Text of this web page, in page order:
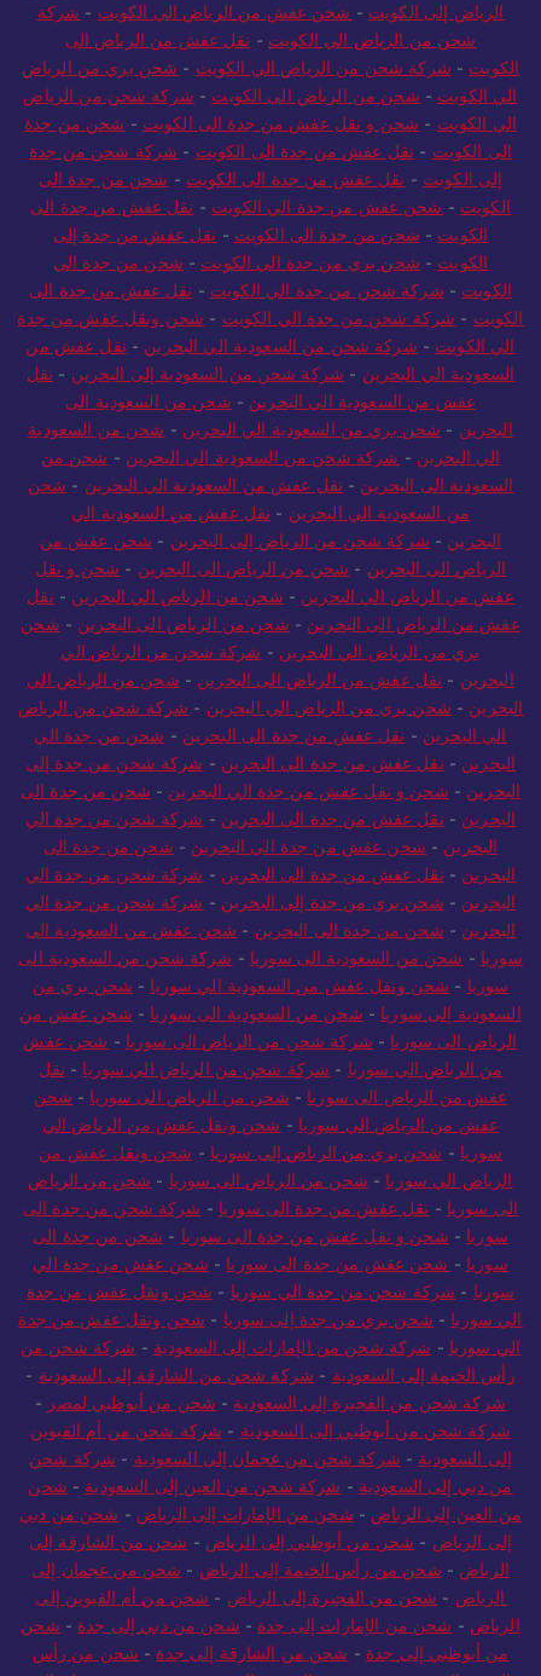
الرياض إلى الكويت - شحن عفش من الرياض الي الكويت - شركة
شحن من الرياض الي الكويت - نقل عفش من الرياض الى
الكويت - شركة شحن من الرياض الي الكويت - شحن بري من الرياض
الي الكويت - شحن من الرياض الى الكويت - شركة شحن من الرياض
الي الكويت - شحن و نقل عفش من جدة الى الكويت - شحن من جدة
الى الكويت - نقل عفش من جدة الى الكويت - شركة شحن من جدة
إلى الكويت - نقل عفش من جدة الى الكويت - شحن من جدة الى
الكويت - شحن عفش من جدة الي الكويت - نقل عفش من جدة الى
الكويت - شحن من جدة الى الكويت - نقل عفش من جدة إلى
الكويت - شحن بري من جدة الي الكويت - شحن من جدة الي
الكويت - شركة شحن من جدة الي الكويت - نقل عفش من جدة الى
الكويت - شركة شحن من جدة الي الكويت - شحن ونقل عفش من جدة
الي الكويت - شركة شحن من السعودية الي البحرين - نقل عفش من
السعودية الي البحرين - شركة شحن من السعودية إلى البحرين - نقل
عفش من السعودية الي البحرين - شحن من السعودية الى
البحرين - شحن بري من السعودية الي البحرين - شحن من السعودية
الي البحرين - شركة شحن من السعودية الي البحرين - شحن من
السعودية الى البحرين - نقل عفش من السعودية الي البحرين - شحن
من السعودية الي البحرين - نقل عفش من السعودية الي
البحرين - شركة شحن من الرياض إلى البحرين - شحن عفش من
الرياض الى البحرين - شحن من الرياض الى البحرين - شحن و نقل
عفش من الرياض الي البحرين - شحن من الرياض الي البحرين - نقل
عفش من الرياض الى البحرين - شحن من الرياض الى البحرين - شحن
بري من الرياض الي البحرين - شركة شحن من الرياض الي
البحرين - نقل عفش من الرياض الى البحرين - شحن من الرياض الي
البحرين - شحن بري من الرياض الي البحرين - شركة شحن من الرياض
الي البحرين - نقل عفش من جدة الى البحرين - شحن من جدة الي
البحرين - نقل عفش من جدة الى البحرين - شركة شحن من جدة إلى
البحرين - شحن و نقل عفش من جدة الي البحرين - شحن من جدة الى
البحرين - نقل عفش من جدة الى البحرين - شركة شحن من جدة الي
البحرين - شحن عفش من جدة الي البحرين - شحن من جدة الى
البحرين - نقل عفش من جدة الى البحرين - شركة شحن من جدة الي
البحرين - شحن بري من جدة إلى البحرين - شركة شحن من جدة الي
البحرين - شحن من جدة الى البحرين - شحن عفش من السعودية الى
سوريا - شحن من السعودية الى سوريا - شركة شحن من السعودية الى
سوريا - شحن ونقل عفش من السعودية الي سوريا - شحن بري من
السعودية إلى سوريا - شحن من السعودية الى سوريا - شحن عفش من
الرياض الى سوريا - شركة شحن من الرياض الى سوريا - شحن عفش
من الرياض الي سوريا - شركة شحن من الرياض الي سوريا - نقل
عفش من الرياض الى سوريا - شحن من الرياض الى سوريا - شحن
عفش من الرياض الي سوريا - شحن ونقل عفش من الرياض الي
سوريا - شحن بري من الرياض إلى سوريا - شحن ونقل عفش من
الرياض الي سوريا - شحن من الرياض الى سوريا - شحن من الرياض
الى سوريا - نقل عفش من جدة الى سوريا - شركة شحن من جدة الى
سوريا - شحن و نقل عفش من جدة الى سوريا - شحن من جدة الى
سوريا - شحن عفش من جدة الى سوريا - شحن عفش من جدة الي
سوريا - شركة شحن من جدة الي سوريا - شحن ونقل عفش من جدة
الي سوريا - شحن بري من جدة إلى سوريا - شحن ونقل عفش من جدة
الي سوريا - شركة شحن من الإمارات إلى السعودية - شركة شحن من
رأس الخيمة إلى السعودية - شركة شحن من الشارقة إلى السعودية -
شركة شحن من الفجيرة إلى السعودية - شحن من أبوظبي لمصر -
شركة شحن من أبوظبي إلى السعودية - شركة شحن من أم القيوين
إلى السعودية - شركة شحن من عجمان إلى السعودية - شركة شحن
من دبي إلى السعودية - شركة شحن من العين إلى السعودية - شحن
من العين إلى الرياض - شحن من الإمارات إلى الرياض - شحن من دبي
إلى الرياض - شحن من أبوظبي إلى الرياض - شحن من الشارقة إلى
الرياض - شحن من رأس الخيمة إلى الرياض - شحن من عجمان إلى
الرياض - شحن من الفجيرة إلى الرياض - شحن من أم القيوين إلى
الرياض - شحن من الإمارات إلى جدة - شحن من دبي إلى جدة - شحن
من أبوظبي إلى جدة - شحن من الشارقة إلى جدة - شحن من رأس